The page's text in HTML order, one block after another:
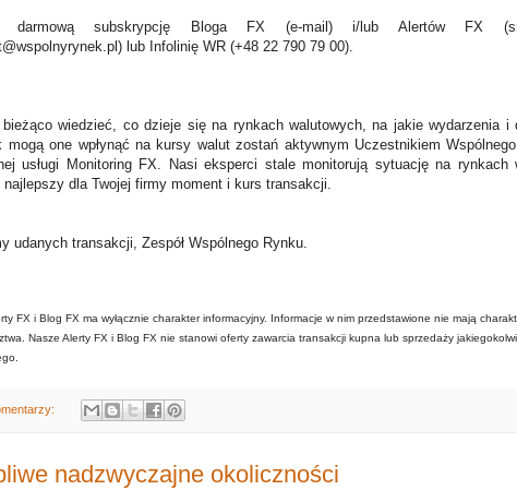
darmową subskrypcję Bloga FX (e-mail) i/lub Alertów FX
lub Infolinię WR (+48 22 790 79 00).
wiedzieć, co dzieje się na rynkach walutowych, na jakie wydarzenia i
mogą one wpłynąć na kursy walut zostań aktywnym Uczestnikiem
usługi Monitoring FX. Nasi eksperci stale monitorują sytuację na
najlepszy dla Twojej firmy moment i kurs transakcji.
udanych transakcji, Zespół Wspólnego Rynku.
FX i Blog FX ma wyłącznie charakter informacyjny. Informacje w nim przedstawione nie mają
Nasze Alerty FX i Blog FX nie stanowi oferty zawarcia transakcji kupna lub sprzedaży
nadzwyczajne okoliczności